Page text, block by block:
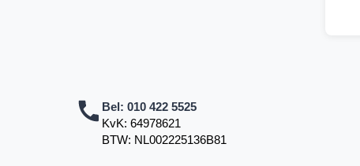
Bel: 010 422 5525
KvK: 64978621
BTW: NL002225136B81